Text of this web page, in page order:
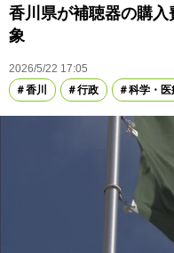
香川県が補聴器の購
象
2026/5/22 17:05
香川
行政 科学・医